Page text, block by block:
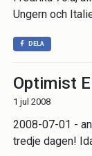
Ungern och
DELA
Optimist
1 jul 2008
2008-07-01 -
tredje dagen!